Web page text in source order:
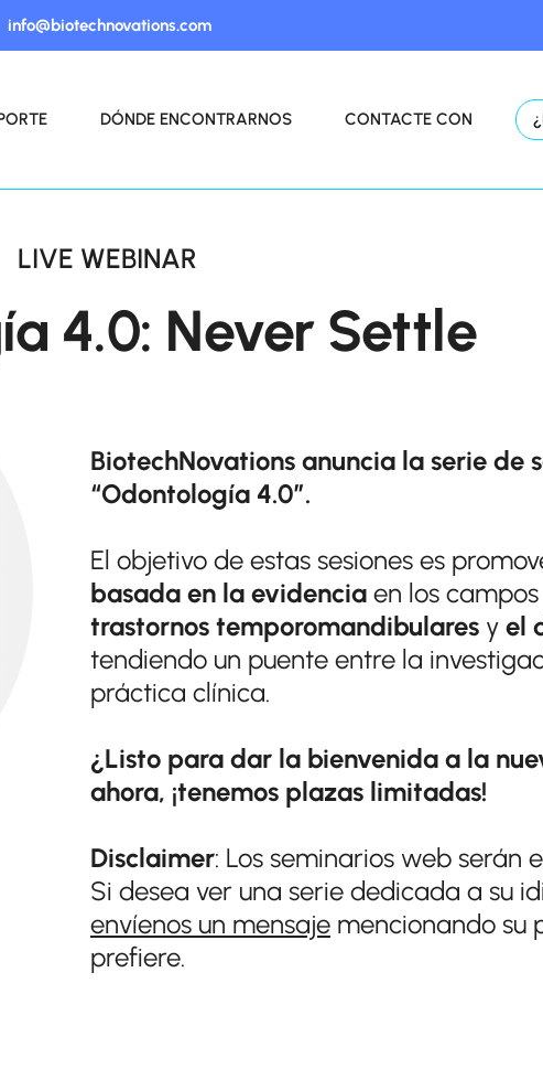
info@biotechnovations.com
DÓNDE ENCONTRARNOS CONTACTE CON
LIVE WEBINAR
4.0: Never Settle
BiotechNovations anuncia la serie de
“Odontología 4.0”.
El objetivo de estas sesiones es
basada en la evidencia en los
trastornos temporomandibulares y el
tendiendo un puente entre la
práctica clínica.
¿Listo para dar la bienvenida a la
ahora, ¡tenemos plazas limitadas!
Disclaimer: Los seminarios web serán
Si desea ver una serie dedicada a su
envíenos un mensaje mencionando su
prefiere.